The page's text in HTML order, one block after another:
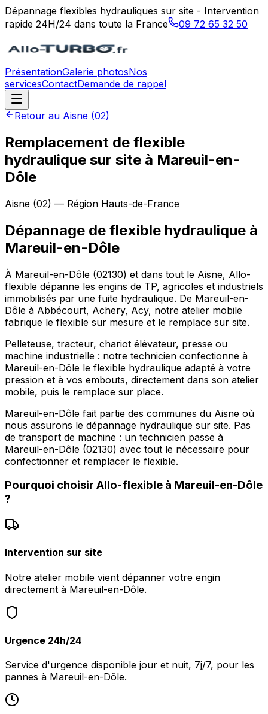
Dépannage flexibles hydrauliques sur site - Intervention
rapide 24H/24 dans toute la France
09 72 65 32 50
PrésentationGalerie photosNos
servicesContactDemande de rappel
Retour au Aisne (02)
Remplacement de flexible
hydraulique sur site à Mareuil-en-
Dôle
Aisne (02) — Région Hauts-de-France
Dépannage de flexible hydraulique à
Mareuil-en-Dôle
À Mareuil-en-Dôle (02130) et dans tout le Aisne, Allo-
flexible dépanne les engins de TP, agricoles et industriels
immobilisés par une fuite hydraulique. De Mareuil-en-
Dôle à Abbécourt, Achery, Acy, notre atelier mobile
fabrique le flexible sur mesure et le remplace sur site.
Pelleteuse, tracteur, chariot élévateur, presse ou
machine industrielle : notre technicien confectionne à
Mareuil-en-Dôle le flexible hydraulique adapté à votre
pression et à vos embouts, directement dans son atelier
mobile, puis le remplace sur place.
Mareuil-en-Dôle fait partie des communes du Aisne où
nous assurons le dépannage hydraulique sur site. Pas
de transport de machine : un technicien passe à
Mareuil-en-Dôle (02130) avec tout le nécessaire pour
confectionner et remplacer le flexible.
Pourquoi choisir Allo-flexible à Mareuil-en-Dôle
?
Intervention sur site
Notre atelier mobile vient dépanner votre engin
directement à Mareuil-en-Dôle.
Urgence 24h/24
Service d'urgence disponible jour et nuit, 7j/7, pour les
pannes à Mareuil-en-Dôle.